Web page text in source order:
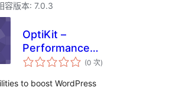
容版本: 7.0.3
OptiKit –
Performance
Optimization &
(0 次評
分)
to boost WordPress